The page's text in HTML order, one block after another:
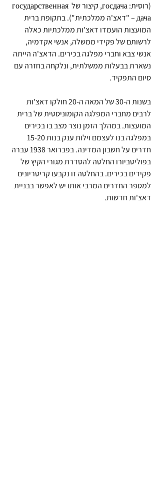
(רוסית: госдача, קיצור של государственная
дача – "דאצ'ה ממלכתית"). בתקופת ברית
המועצות הועמדו דאצ'ות ממלכתיות כאלה
לרשותם של פקידי ממשלה, אנשי אקדמיה,
אנשי צבא וחברי מפלגה בכירים. הדאצ'ה הייתה
נשארת בבעלות ממשלתית, ונלקחה בחזרה עם
סיום התפקיד.
בשנות ה-30 של המאה ה-20 חולקו דאצ'ות
לרבים מחברי המפלגה הקומוניסטית של ברית
המועצות. במהלך הזמן נוצר מצב בו בכירים
חדרים על חשבון המדינה. בפברואר 1938 עברה
בפוליטביורו החלטה להסדרת מגורי הקיץ של
פקידים בכירים. בהחלטה זו נקבעו קריטריונים
למספר החדרים המרבי אותו יש לאפשר בבניית
דאצ'ות חדשות.